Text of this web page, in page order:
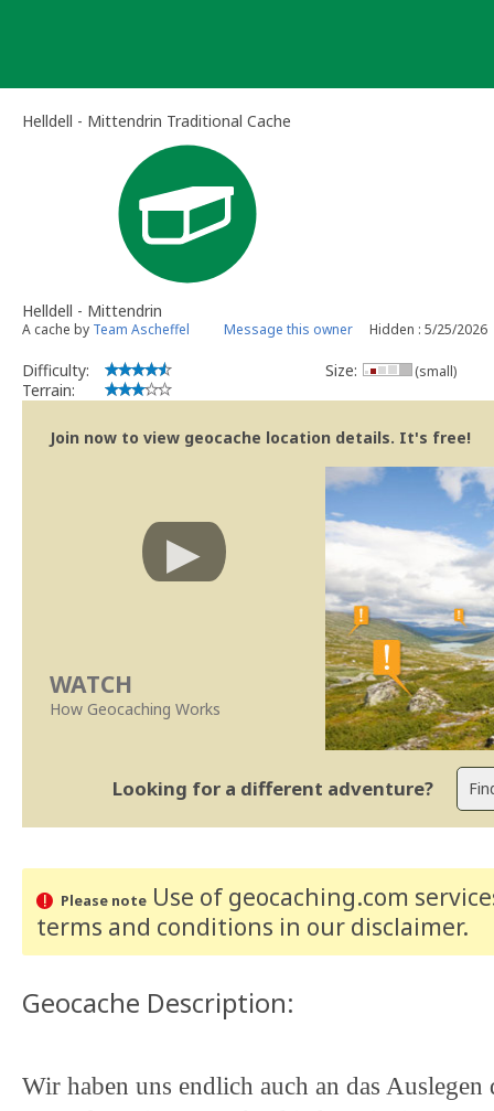
Helldell - Mittendrin Traditional Cache
Helldell - Mittendrin
A cache by Team Ascheffel Message this owner Hidden : 5/25/2026
Difficulty:
Terrain:
Size: (small)
Join now to view geocache location details. It's free!
WATCH
How Geocaching Works
Looking for a different adventure?
Please noteUse of geocaching.com
terms and conditions in our disclaimer.
Geocache Description:
Wir haben uns endlich auch an das Auslegen